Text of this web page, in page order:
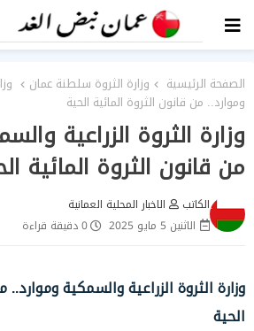
الصفحة الرئيسية وزارة الثروة سلطنة عمان
وموارد.. من قانون الثروة المائية الحية
وزارة الثروة الزراعية
من قانون الثروة المائية
الكاتب
الاخبار المحلية العمانية
الاثنين 5 مايو 2025
0 دقيقة قراءة
وزارة الثروة الزراعية والسمكية وموارد..
الحية